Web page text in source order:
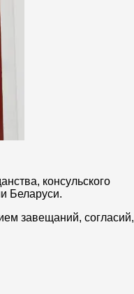
консульского
Беларуси.
завещаний, согласий,